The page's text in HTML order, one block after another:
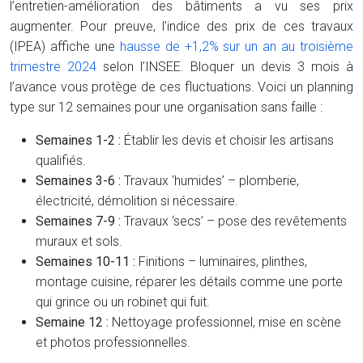
l’entretien-amélioration des bâtiments a vu ses prix
augmenter. Pour preuve, l’indice des prix de ces travaux
(IPEA) affiche une hausse de +1,2% sur un an au troisième
trimestre 2024 selon l’INSEE. Bloquer un devis 3 mois à
l’avance vous protège de ces fluctuations. Voici un planning
type sur 12 semaines pour une organisation sans faille :
Semaines 1-2 : Établir les devis et choisir les artisans
qualifiés.
Semaines 3-6 : Travaux ‘humides’ – plomberie,
électricité, démolition si nécessaire.
Semaines 7-9 : Travaux ‘secs’ – pose des revêtements
muraux et sols.
Semaines 10-11 : Finitions – luminaires, plinthes,
montage cuisine, réparer les détails comme une porte
qui grince ou un robinet qui fuit.
Semaine 12 : Nettoyage professionnel, mise en scène
et photos professionnelles.